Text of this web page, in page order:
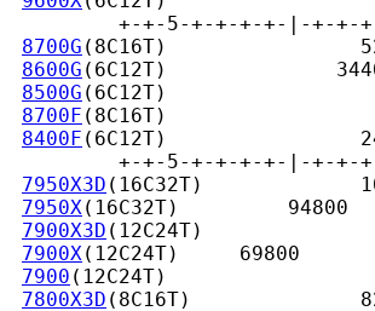
+-+-5-+-+-+-+-|-+-+-
8700G (8C16T)
8600G (6C12T)
8500G (6C12T)
8700F (8C16T)
8400F (6C12T)
+-+-5-+-+-+-+-|-+-+-
7950X3D (16C32T)
7950X (16C32T)         94800
7900X3D (12C24T)
7900X (12C24T)     69800
7900 (12C24T)
7800X3D (8C16T)